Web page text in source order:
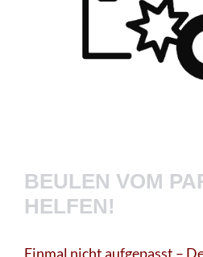
BEULEN VOM
HELFEN!
Einmal nicht aufgepasst –